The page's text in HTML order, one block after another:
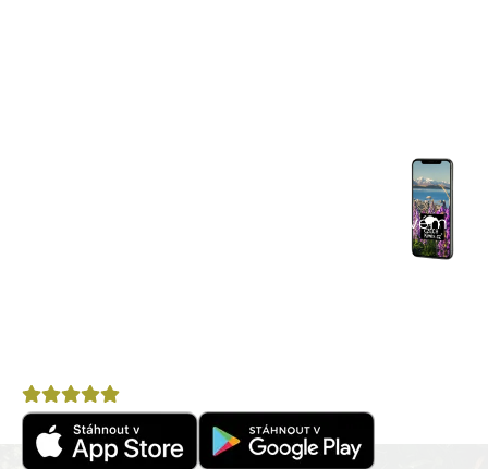
– spoj se s cestovateli ve svém
Hodnocení